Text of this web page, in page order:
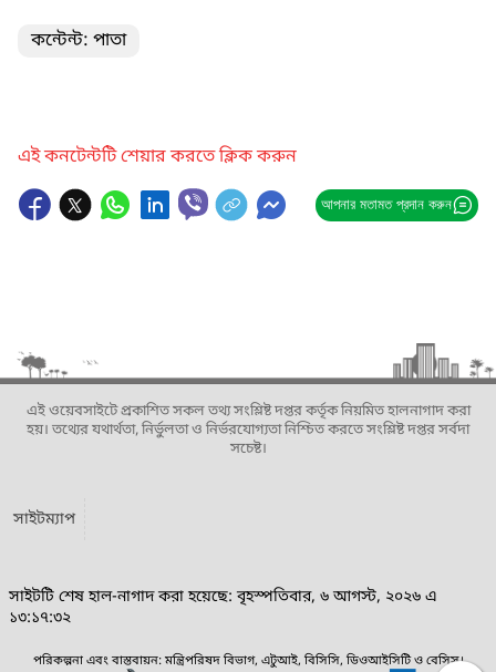
কন্টেন্ট: পাতা
এই কনটেন্টটি শেয়ার করতে ক্লিক করুন
আপনার মতামত প্রদান করুন
এই ওয়েবসাইটে প্রকাশিত সকল তথ্য সংশ্লিষ্ট দপ্তর কর্তৃক নিয়মিত হালনাগাদ করা
হয়। তথ্যের যথার্থতা, নির্ভুলতা ও নির্ভরযোগ্যতা নিশ্চিত করতে সংশ্লিষ্ট দপ্তর সর্বদা
সচেষ্ট।
সাইটম্যাপ
সাইটটি শেষ হাল-নাগাদ করা হয়েছে: বৃহস্পতিবার, ৬ আগস্ট, ২০২৬ এ
১৩:১৭:৩২
পরিকল্পনা এবং বাস্তবায়ন: মন্ত্রিপরিষদ বিভাগ, এটুআই, বিসিসি, ডিওআইসিটি ও বেসিস।